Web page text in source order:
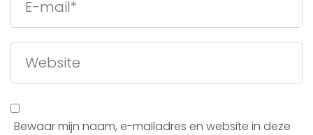
Bewaar mijn naam, e-mailadres en website in deze